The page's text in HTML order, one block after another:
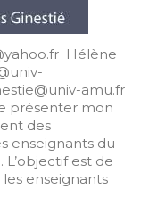
Hélène
amu.fr
présenter mon
des
enseignants du
est de
enseignants